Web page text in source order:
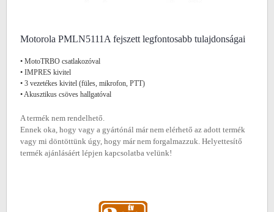
Motorola PMLN5111A fejszett legfontosabb tulajdonságai
• MotoTRBO csatlakozóval
• IMPRES kivitel
• 3 vezetékes kivitel (füles, mikrofon, PTT)
• Akusztikus csöves hallgatóval
A termék nem rendelhető.
Ennek oka, hogy vagy a gyártónál már nem elérhető az adott termék
vagy mi döntöttünk úgy, hogy már nem forgalmazzuk. Helyettesítő
termék ajánlásáért lépjen kapcsolatba velünk!